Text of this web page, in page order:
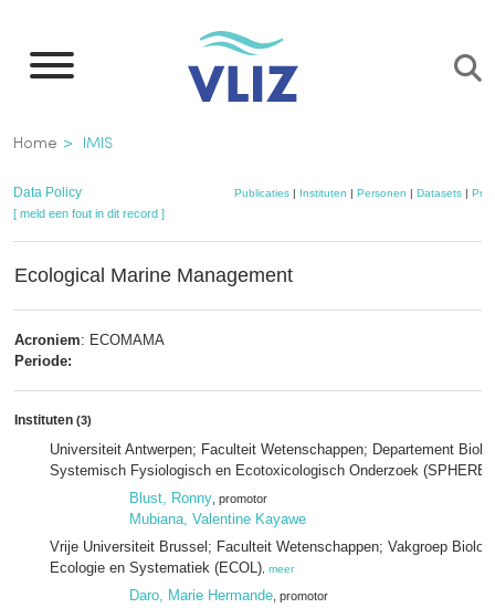
naar
inhoud
gaan
Kruimelpad
Home IMIS
Data Policy Publicaties| Instituten | Personen | Datasets|
[ meld een fout in dit record ]
Ecological Marine Management
Acroniem: ECOMAMA
Periode:
Instituten (3)
Universiteit Antwerpen; Faculteit Wetenschappen; Departement
Systemisch Fysiologisch en Ecotoxicologisch Onderzoek (SPHERE)
Blust, Ronny , promotor
Mubiana, Valentine Kayawe
Vrije Universiteit Brussel; Faculteit Wetenschappen; Vakgroep
Ecologie en Systematiek (ECOL) meer
Daro, Marie Hermande , promotor